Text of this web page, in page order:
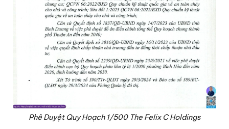
Phê Duyệt Quy Hoạch 1/500 The Felix C Holdings